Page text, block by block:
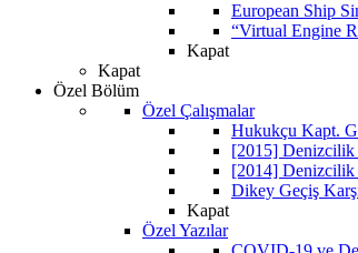
European Ship
“Virtual Engine
Kapat
Kapat
Özel Bölüm
Özel Çalışmalar
Hukukçu Kapt.
[2015] Denizcilik
[2014] Denizcilik
Dikey Geçiş
Kapat
Özel Yazılar